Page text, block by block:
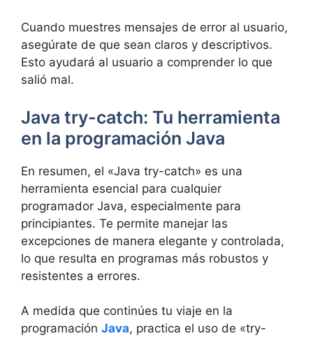
Cuando muestres mensajes de error al usuario,
asegúrate de que sean claros y descriptivos.
Esto ayudará al usuario a comprender lo que
salió mal.
Java try-catch: Tu herramienta
en la programación Java
En resumen, el «Java try-catch» es una
herramienta esencial para cualquier
programador Java, especialmente para
principiantes. Te permite manejar las
excepciones de manera elegante y controlada,
lo que resulta en programas más robustos y
resistentes a errores.
A medida que continúes tu viaje en la
programación Java, practica el uso de «try-